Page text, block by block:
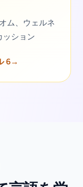
ム、ウェルネ
ッション
6→